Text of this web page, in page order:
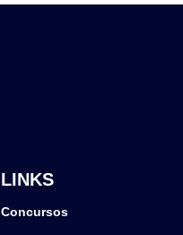
LINKS
Concursos